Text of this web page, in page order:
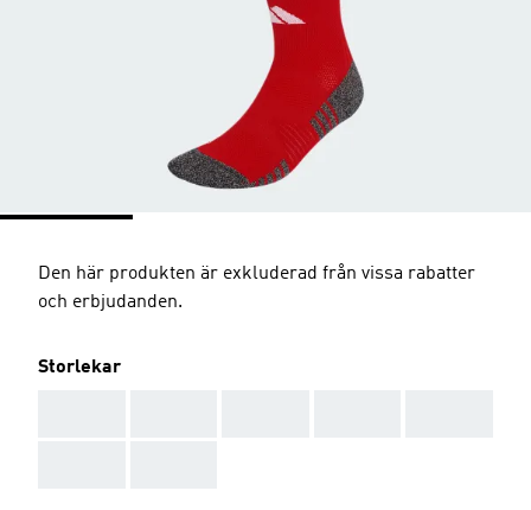
Den här produkten är exkluderad från vissa rabatter
och erbjudanden.
Storlekar